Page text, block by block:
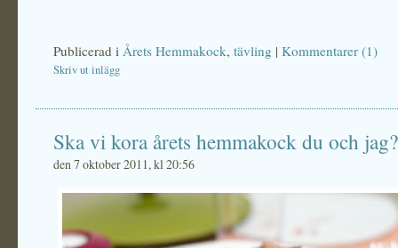
Publicerad i Årets Hemmakock, tävling | Kommentarer (1)
Skriv ut inlägg
Ska vi kora årets hemmakock du och jag?
den 7 oktober 2011, kl 20:56